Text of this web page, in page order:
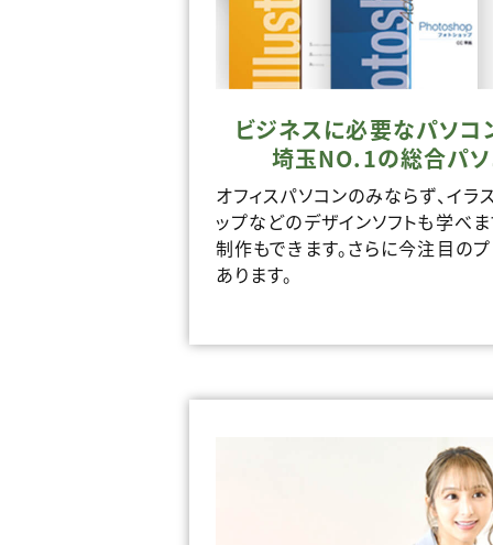
ビジネスに必要なパソコ
埼玉NO.1の総合パ
オフィスパソコンのみならず、イラ
ップなどのデザインソフトも学べ
制作もできます。さらに今注目の
あります。